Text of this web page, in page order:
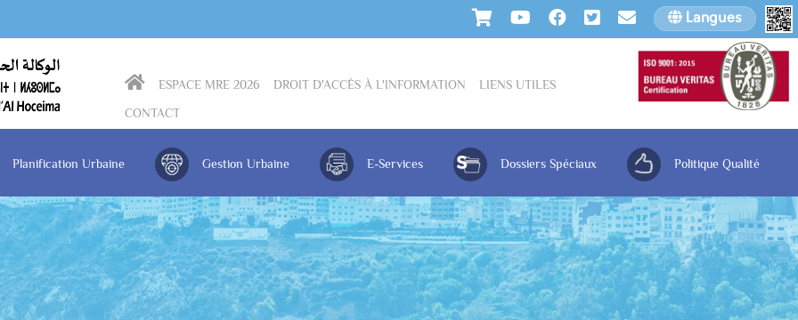
Langues
ESPACE MRE 2026 DROIT D'ACCÈS À L'INFORMATION
LIENS UTILES
CONTACT
Planification Urbaine Gestion Urbaine E-Services Dossiers Spéciaux
Politique Qualité